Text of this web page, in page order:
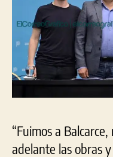
“Fuimos a
adelante las obras